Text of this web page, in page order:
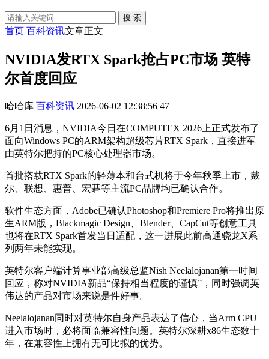
搜 索
首页 百科资讯文章正文
NVIDIA发RTX Spark抢占PC市场 英特
尔首度回应
哈哈库 百科资讯 2026-06-02 12:38:56 47
6月1日消息，NVIDIA今日在COMPUTEX 2026上正式发布了
面向Windows PC的ARM架构超级芯片RTX Spark，直接进军
由英特尔把持的PC核心处理器市场。
首批搭载RTX Spark的轻薄本和台式机将于今年秋季上市，戴
尔、联想、惠普、宏碁等主流PC品牌均已确认合作。
软件生态方面，Adobe已确认Photoshop和Premiere Pro将推出原
生ARM版，Blackmagic Design、Blender、CapCut等创意工具
也将在RTX Spark首发当日适配，这一进展此前高通骁龙X系
列两年未能实现。
英特尔客户端计算事业部高级总监Nish Neelalojanan第一时间
回应，称对NVIDIA新品“保持相当程度的谨慎”，同时强调英
伟达的产品对市场来说是件好事。
Neelalojanan同时对英特尔自身产品表达了信心，当Arm CPU
进入市场时，必将面临兼容性问题。英特尔深耕x86生态数十
年，在兼容性上拥有无可比拟的优势。